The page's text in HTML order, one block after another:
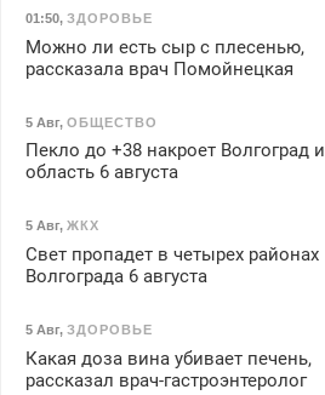
01:50, ЗДОРОВЬЕ
Можно ли есть сыр с плесенью,
рассказала врач Помойнецкая
5 Авг, ОБЩЕСТВО
Пекло до +38 накроет Волгоград и
область 6 августа
5 Авг, ЖКХ
Свет пропадет в четырех районах
Волгограда 6 августа
5 Авг, ЗДОРОВЬЕ
Какая доза вина убивает печень,
рассказал врач-гастроэнтеролог